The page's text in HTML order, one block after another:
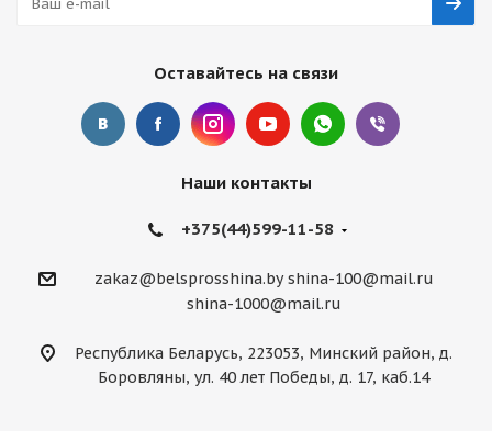
Оставайтесь на связи
Наши контакты
+375(44)599-11-58
zakaz@belsprosshina.by shina-100@mail.ru
shina-1000@mail.ru
Республика Беларусь, 223053, Минский район, д.
Боровляны, ул. 40 лет Победы, д. 17, каб.14